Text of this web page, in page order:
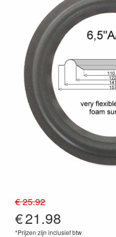
€ 25.92
€21.98
*Prijzen zijn inclusief btw